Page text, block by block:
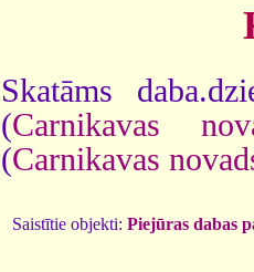
Skatāms
(Carnikavas
(Carnikavas
Saistītie objekti: Piejūras dabas